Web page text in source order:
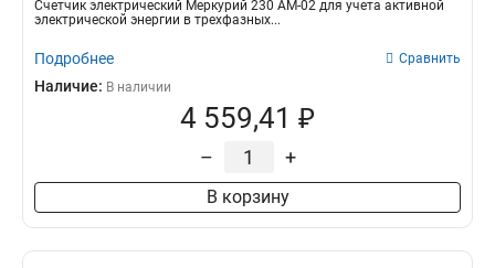
Счетчик электрический Меркурий 230 АМ-02 для учета активной
электрической энергии в трехфазных...
Подробнее Сравнить
Наличие: В наличии
4 559,41 ₽
– +
В корзину